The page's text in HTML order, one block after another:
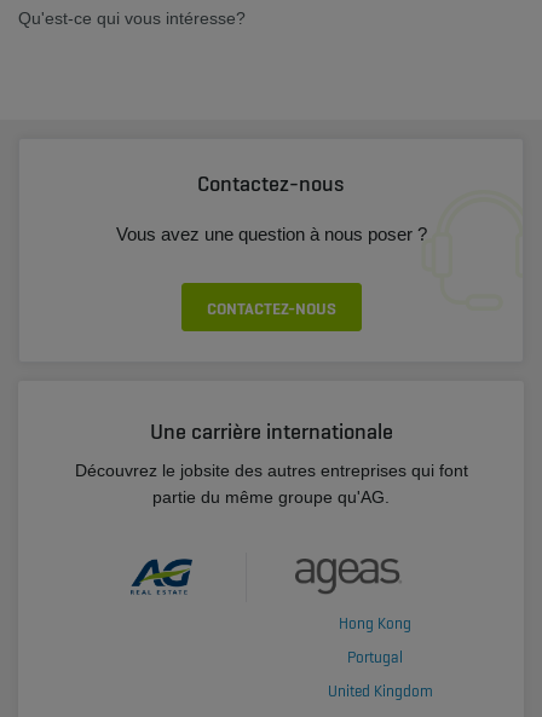
Qu'est-ce qui vous intéresse?
Contactez-nous
Vous avez une question à nous poser ?
CONTACTEZ-NOUS
Une carrière internationale
Découvrez le jobsite des autres entreprises qui font
partie du même groupe qu'AG.
Hong Kong
Portugal
United Kingdom